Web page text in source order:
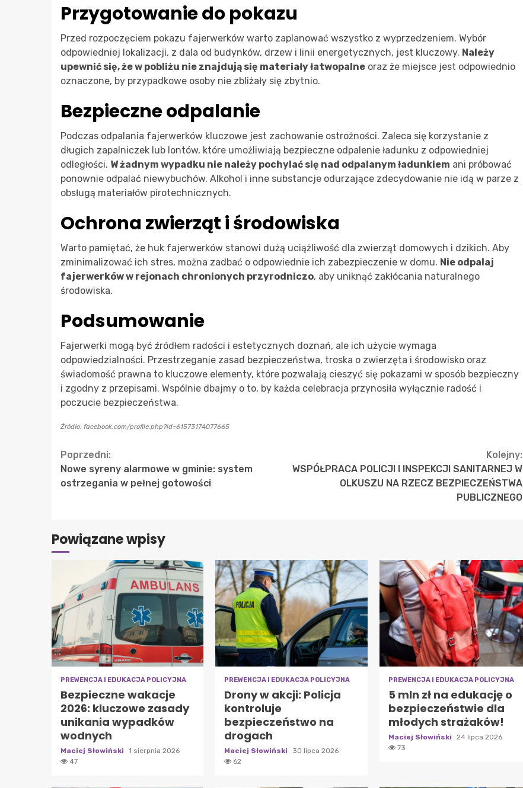
Przygotowanie do pokazu
Przed rozpoczęciem pokazu fajerwerków warto zaplanować wszystko z wyprzedzeniem. Wybór
odpowiedniej lokalizacji, z dala od budynków, drzew i linii energetycznych, jest kluczowy. Należy
upewnić się, że w pobliżu nie znajdują się materiały łatwopalne oraz że miejsce jest odpowiednio
oznaczone, by przypadkowe osoby nie zbliżały się zbytnio.
Bezpieczne odpalanie
Podczas odpalania fajerwerków kluczowe jest zachowanie ostrożności. Zaleca się korzystanie z
długich zapalniczek lub lontów, które umożliwiają bezpieczne odpalenie ładunku z odpowiedniej
odległości. W żadnym wypadku nie należy pochylać się nad odpalanym ładunkiem ani próbować
ponownie odpalać niewybuchów. Alkohol i inne substancje odurzające zdecydowanie nie idą w parze z
obsługą materiałów pirotechnicznych.
Ochrona zwierząt i środowiska
Warto pamiętać, że huk fajerwerków stanowi dużą uciążliwość dla zwierząt domowych i dzikich. Aby
zminimalizować ich stres, można zadbać o odpowiednie ich zabezpieczenie w domu. Nie odpalaj
fajerwerków w rejonach chronionych przyrodniczo, aby uniknąć zakłócania naturalnego
środowiska.
Podsumowanie
Fajerwerki mogą być źródłem radości i estetycznych doznań, ale ich użycie wymaga
odpowiedzialności. Przestrzeganie zasad bezpieczeństwa, troska o zwierzęta i środowisko oraz
świadomość prawna to kluczowe elementy, które pozwalają cieszyć się pokazami w sposób bezpieczny
i zgodny z przepisami. Wspólnie dbajmy o to, by każda celebracja przynosiła wyłącznie radość i
poczucie bezpieczeństwa.
Źródło: facebook.com/profile.php?id=61573174077665
Continue
Reading
Poprzedni:
Nowe syreny alarmowe w gminie: system
ostrzegania w pełnej gotowości
Kolejny:
WSPÓŁPRACA POLICJI I INSPEKCJI SANITARNEJ W
OLKUSZU NA RZECZ BEZPIECZEŃSTWA
PUBLICZNEGO
Powiązane wpisy
PREWENCJA I EDUKACJA POLICYJNA
Bezpieczne wakacje
2026: kluczowe zasady
unikania wypadków
wodnych
Maciej Słowiński
1 sierpnia 2026
47
PREWENCJA I EDUKACJA POLICYJNA
Drony w akcji: Policja
kontroluje
bezpieczeństwo na
drogach
Maciej Słowiński
30 lipca 2026
62
PREWENCJA I EDUKACJA POLICYJNA
5 mln zł na edukację o
bezpieczeństwie dla
młodych strażaków!
Maciej Słowiński
24 lipca 2026
73